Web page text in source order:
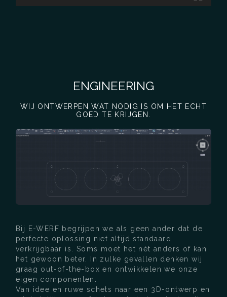
ENGINEERING
WIJ ONTWERPEN WAT NODIG IS OM HET ECHT
GOED TE KRIJGEN.
Bij E-WERF begrijpen we als geen ander dat de
perfecte oplossing niet altijd standaard
verkrijgbaar is. Soms moet het nét anders of kan
het gewoon beter. In zulke gevallen denken wij
graag out-of-the-box en ontwikkelen we onze
eigen componenten.
Van idee en ruwe schets naar een 3D-ontwerp en